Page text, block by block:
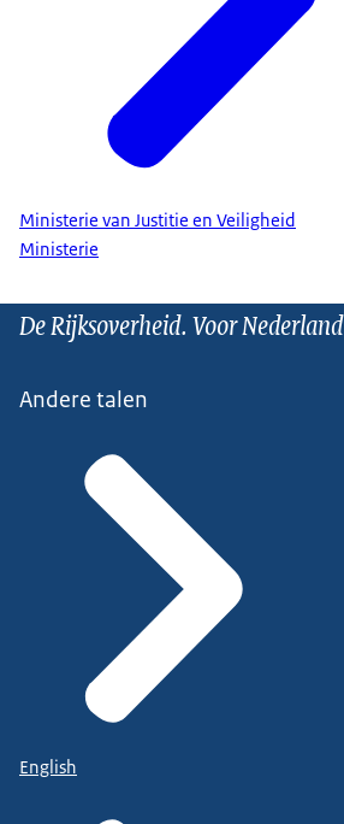
Ministerie van Justitie en Veiligheid
Ministerie
De Rijksoverheid. Voor Nederland
Andere talen
English